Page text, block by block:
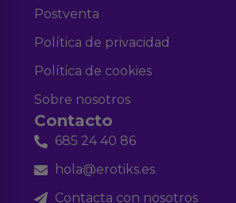
Postventa
Política de privacidad
Política de cookies
Sobre nosotros
Contacto
685 24 40 86
hola@erotiks.es
Contacta con nosotros